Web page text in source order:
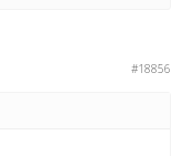
#18856